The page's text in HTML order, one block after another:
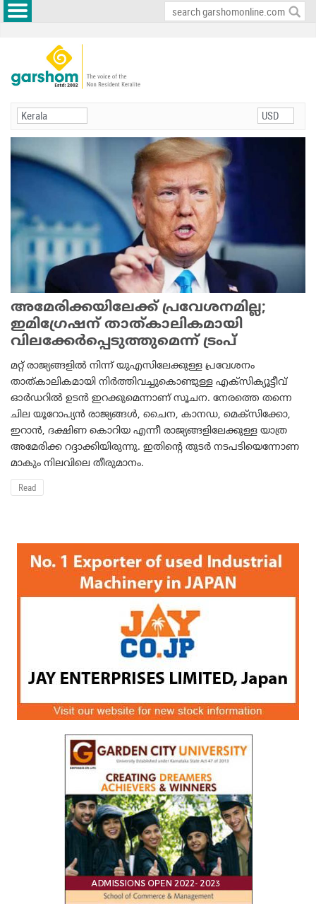
അമേരിക്കയിലേക്ക് പ്രവേശനമില്ല;
ഇമിഗ്രേഷന് താത്കാലികമായി
വിലക്കേര്‍പ്പെടുത്തുമെന്ന് ട്രംപ്
മറ്റ് രാജ്യങ്ങളില്‍ നിന്ന് യുഎസിലേക്കുള്ള പ്രവേശനം
താത്കാലികമായി നിര്‍ത്തിവച്ചുകൊണ്ടുള്ള എക്സിക്യൂട്ടീവ്
ഓര്‍ഡറില്‍ ഉടന്‍ ഇറക്കുമെന്നാണ് സൂചന. നേരത്തെ തന്നെ
ചില യൂറോപ്യന്‍ രാജ്യങ്ങള്‍, ചൈന, കാനഡ, മെക്സിക്കോ,
ഇറാന്‍, ദക്ഷിണ കൊറിയ എന്നീ രാജ്യങ്ങളിലേക്കുള്ള യാത്ര
അമേരിക്ക റദ്ദാക്കിയിരുന്നു. ഇതിന്റെ തുടര്‍ നടപടിയെന്നോണ
മാകും നിലവിലെ തീരുമാനം.
Read